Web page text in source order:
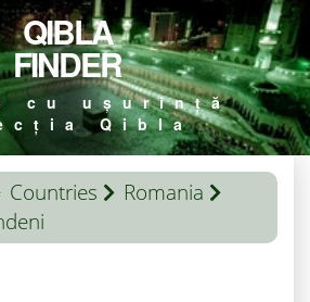
QIBLA
FINDER
cu ușurință
Qibla
Countries
Romania